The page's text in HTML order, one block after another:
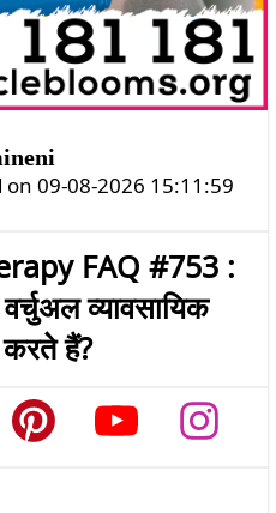
09-08-2026 15:11:59
FAQ #753 :
व्यावसायिक
करते हैं?